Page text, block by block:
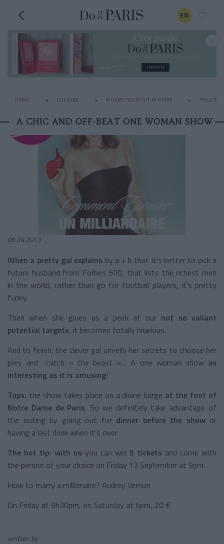
EN
HOME CULTURE WHERE TO GO OUT IN PARIS THEATER
A CHIC AND OFF-BEAT ONE WOMAN SHOW
09.04.2013
When a pretty gal explains by a + b that it’s better to pick a
future husband from Forbes 500, that lists the richest men
in the world, rather than go for football players, it’s pretty
funny.
Then when she gives us a peek at our not so valiant
potential targets, it becomes totally hilarious.
And to finish, the clever gal unveils her secrets to choose her
prey and catch « the beast »… A one woman show as
interesting as it is amusing!
Tops: the show takes place on a divine barge at the foot of
Notre Dame de Paris. So we definitely take advantage of
the outing by going out for dinner before the showor
having a last drink when it’s over.
The hot tip: with us you can win 5 tickets and come with
the person of your choice on Friday 13 September at 9pm.
How to marry a millionaire? Audrey Vernon
On Friday at 9h30pm, on Saturday at 6pm, 20 €
written by